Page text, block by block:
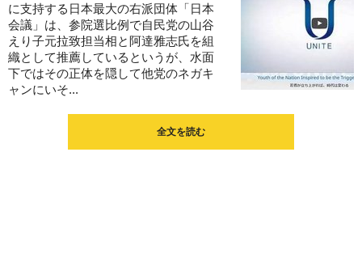
に支持する日本最大の右派団体「日本
会議」は、参院選比例で自民党の山谷
えり子元拉致担当相と阿達雅志氏を組
織として推薦しているというが、水面
下ではその正体を隠して他党のネガキ
ャンにいそ...
全文を読む